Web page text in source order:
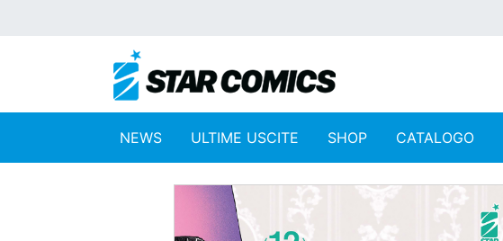
NEWS ULTIME USCITE SHOP CATALOGO